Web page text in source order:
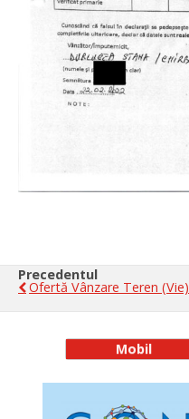
Precedentul
Ofertă Vânzare Teren (vie)
Mobil